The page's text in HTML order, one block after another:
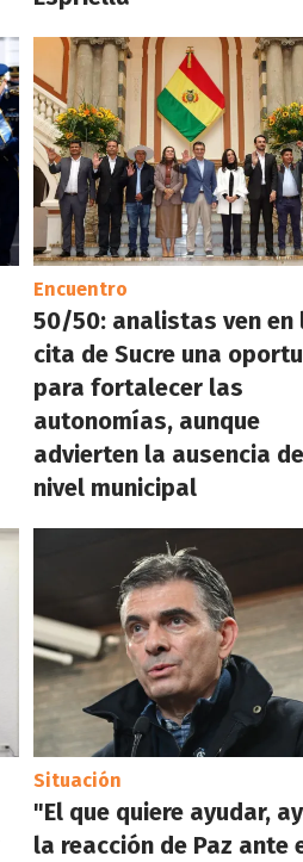
Encuentro
50/50: analistas ven en
cita de Sucre una
para fortalecer las
autonomías, aunque
advierten la ausencia
nivel municipal
Situación
"El que quiere ayudar,
la reacción de Paz ante